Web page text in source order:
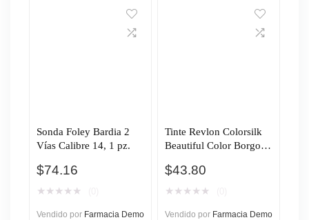
Sonda Foley Bardia 2
Vías Calibre 14, 1 pz.
$74.16
★ ★ ★ ★ ★
Vendido por Farmacia Demo
Tinte Revlon Colorsilk
Beautiful Color Borgoña
$43.80
★ ★ ★ ★ ★
Vendido por Farmacia Demo